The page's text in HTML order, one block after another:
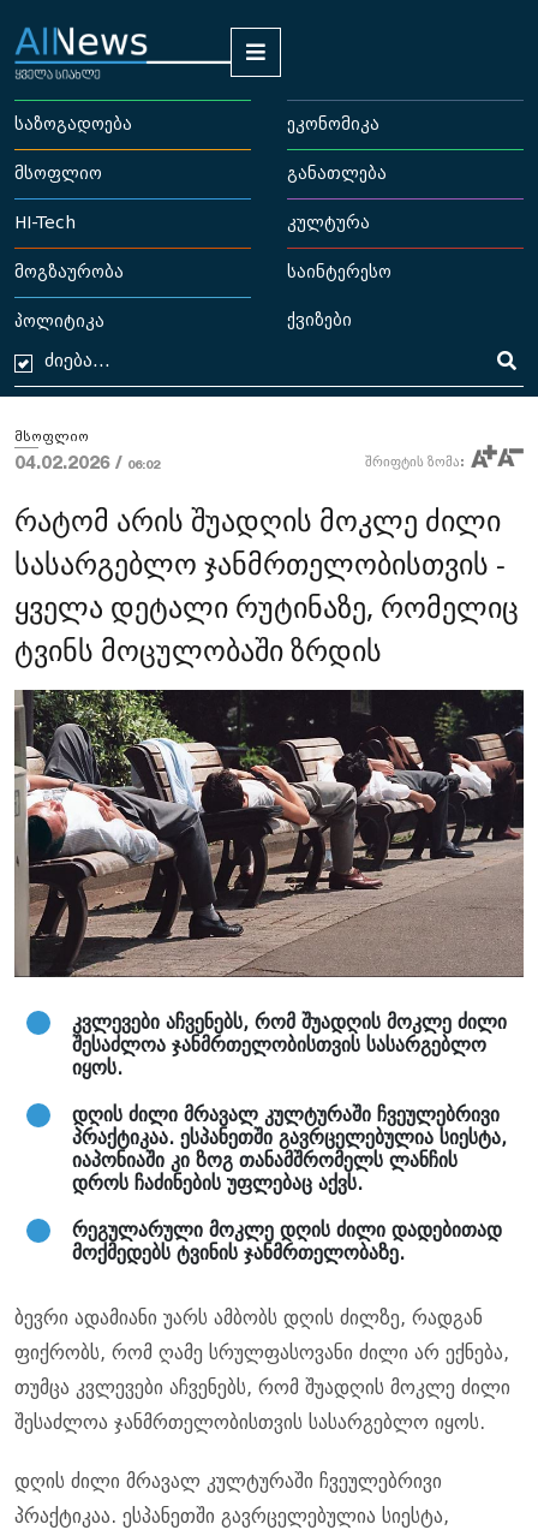
საზოგადოება ეკონომიკა
მსოფლიო განათლება
HI-Tech კულტურა
მოგზაურობა საინტერესო
პოლიტიკა ქვიზები
მსოფლიო
04.02.2026 / 06:02 შრიფტის ზომა:
რატომ არის შუადღის მოკლე ძილი
სასარგებლო ჯანმრთელობისთვის -
ყველა დეტალი რუტინაზე, რომელიც
ტვინს მოცულობაში ზრდის
კვლევები აჩვენებს, რომ შუადღის მოკლე ძილი
შესაძლოა ჯანმრთელობისთვის სასარგებლო
იყოს.
დღის ძილი მრავალ კულტურაში ჩვეულებრივი
პრაქტიკაა. ესპანეთში გავრცელებულია სიესტა,
იაპონიაში კი ზოგ თანამშრომელს ლანჩის
დროს ჩაძინების უფლებაც აქვს.
რეგულარული მოკლე დღის ძილი დადებითად
მოქმედებს ტვინის ჯანმრთელობაზე.
ბევრი ადამიანი უარს ამბობს დღის ძილზე, რადგან
ფიქრობს, რომ ღამე სრულფასოვანი ძილი არ ექნება,
თუმცა კვლევები აჩვენებს, რომ შუადღის მოკლე ძილი
შესაძლოა ჯანმრთელობისთვის სასარგებლო იყოს.
დღის ძილი მრავალ კულტურაში ჩვეულებრივი
პრაქტიკაა. ესპანეთში გავრცელებულია სიესტა,